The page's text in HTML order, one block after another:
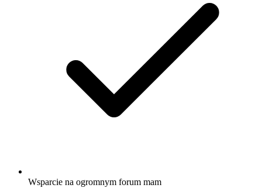
Wsparcie na ogromnym forum mam